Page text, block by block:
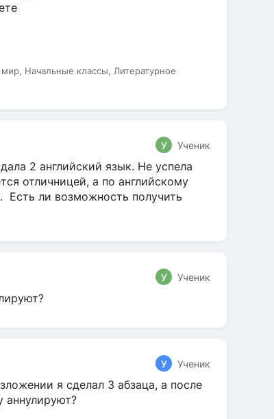
Начальные классы, Литературное
У Ученик
2 английский язык. Не успела
отличницей, а по английскому
Есть ли возможность получить
У Ученик
У Ученик
я сделал 3 абзаца, а после
аннулируют?